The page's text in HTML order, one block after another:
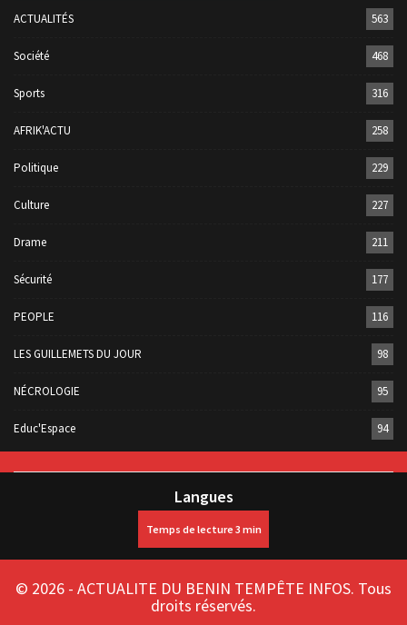
ACTUALITÉS 563
Société 468
Sports 316
AFRIK'ACTU 258
Politique 229
Culture 227
Drame 211
Sécurité 177
PEOPLE 116
LES GUILLEMETS DU JOUR 98
NÉCROLOGIE 95
Educ'Espace 94
Langues
© 2026 - ACTUALITE DU BENIN TEMPÊTE INFOS. Tous
droits réservés.